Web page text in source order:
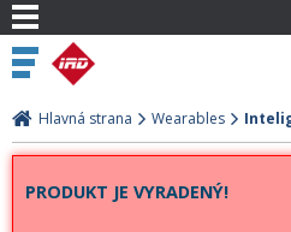
Hlavná strana Wearables
PRODUKT JE VYRADENÝ!